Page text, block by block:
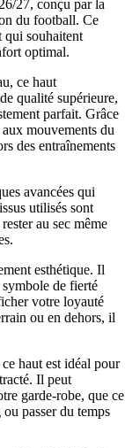
27, conçu par la
du football. Ce
qui souhaitent
optimal.
ce haut
qualité supérieure,
parfait. Grâce
mouvements du
des entraînements
avancées qui
utilisés sont
au sec même
esthétique. Il
de fierté
votre loyauté
ou en dehors, il
haut est idéal pour
Il peut
garde-robe, que ce
passer du temps